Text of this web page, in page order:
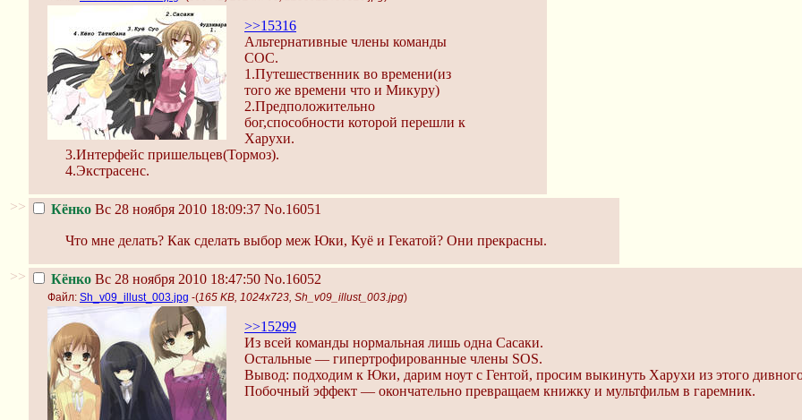
>>15316
Альтернативные члены команды
СОС.
1.Путешественник во времени(из
того же времени что и Микуру)
2.Предположительно
бог,способности которой перешли к
Харухи.
3.Интерфейс пришельцев(Тормоз).
4.Экстрасенс.
>> Кёнко Вс 28 ноября 2010 18:09:37 No.16051
Что мне делать? Как сделать выбор меж Юки, Куё и Гекатой? Они прекрасны.
>> Кёнко Вс 28 ноября 2010 18:47:50 No.16052
Файл: Sh_v09_illust_003.jpg -(165 KB, 1024x723, Sh_v09_illust_003.jpg)
>>15299
Из всей команды нормальная лишь одна Сасаки.
Остальные — гипертрофированные члены SOS.
Вывод: подходим к Юки, дарим ноут с Гентой, просим выкинуть Харухи из этого
Побочный эффект — окончательно превращаем книжку и мультфильм в гаремник.